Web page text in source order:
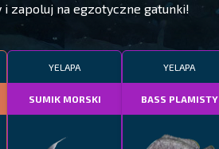
i zapoluj na egzotyczne gatunki!
YELAPA
SUMIK MORSKI
YELAPA
BASS PLAMISTY